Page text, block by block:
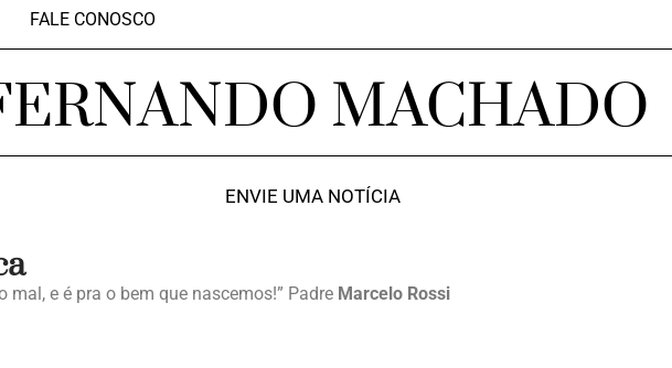
FALE CONOSCO
MACHADO
ENVIE UMA NOTÍCIA
mal, e é pra o bem que nascemos!” Padre Marcelo Rossi